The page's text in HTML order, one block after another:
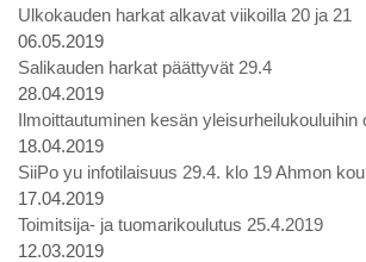
Ulkokauden harkat alkavat viikoilla 20 ja 21
06.05.2019
Salikauden harkat päättyvät 29.4
28.04.2019
Ilmoittautuminen kesän yleisurheilukouluihin
18.04.2019
SiiPo yu infotilaisuus 29.4. klo 19 Ahmon
17.04.2019
Toimitsija- ja tuomarikoulutus 25.4.2019
12.03.2019